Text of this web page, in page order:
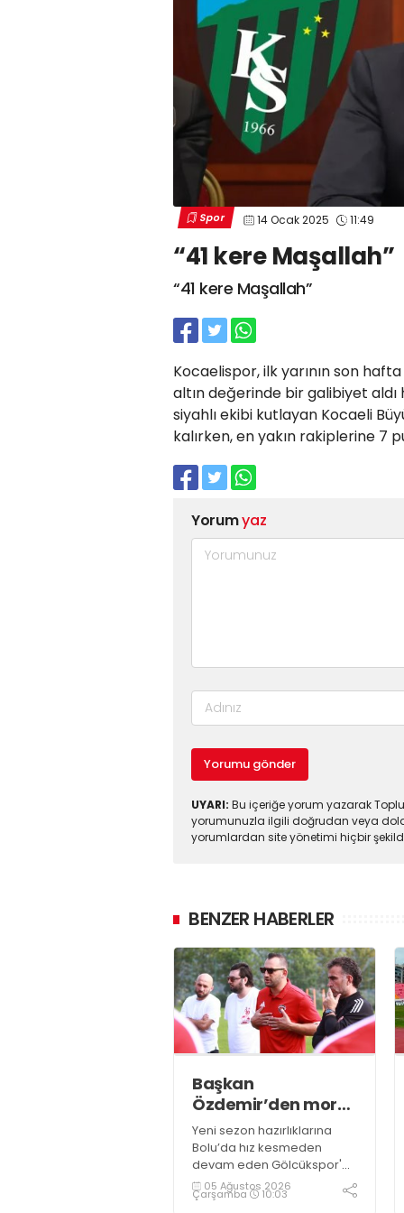
Spor 14 Ocak 2025 11:49
“41 kere Maşallah”
“41 kere Maşallah”
Kocaelispor, ilk yarının son
altın değerinde bir galibiyet aldı
siyahlı ekibi kutlayan Kocaeli
kalırken, en yakın rakiplerine 7
Yorumyaz
Yorumu gönder
UYARI: Bu içeriğe yorum yazarak
yorumunuzla ilgili doğrudan veya
yorumlardan site yönetimi hiçbir
BENZER HABERLER
Başkan
Özdemir’den moral
ziyareti
Yeni sezon hazırlıklarına
Bolu’da hız kesmeden
devam eden Gölcükspor'a,
Kulüp Başkanı Kadir
Özdemir ve Başkan
05 Ağustos 2026
Çarşamba 10:03